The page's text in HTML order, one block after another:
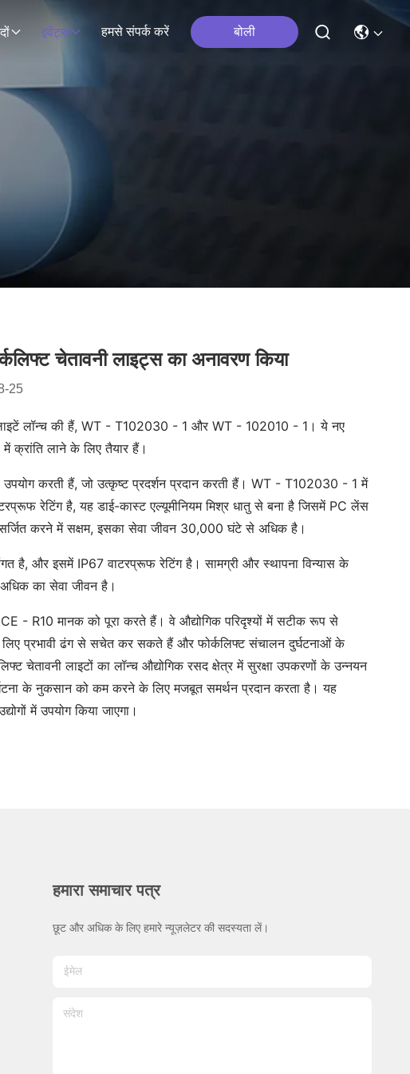
इवेंट्स हमसे संपर्क करें बोली
चेतावनी लाइट्स का अनावरण किया
25
लॉन्च की हैं, WT - T102030 - 1 और WT - 102010 - 1। ये नए
में क्रांति लाने के लिए तैयार हैं।
उपयोग करती हैं, जो उत्कृष्ट प्रदर्शन प्रदान करती हैं। WT - T102030 - 1 में
रेटिंग है, यह डाई-कास्ट एल्यूमीनियम मिश्र धातु से बना है जिसमें PC लेंस
करने में सक्षम, इसका सेवा जीवन 30,000 घंटे से अधिक है।
और इसमें IP67 वाटरप्रूफ रेटिंग है। सामग्री और स्थापना विन्यास के
का सेवा जीवन है।
- R10 मानक को पूरा करते हैं। वे औद्योगिक परिदृश्यों में सटीक रूप से
प्रभावी ढंग से सचेत कर सकते हैं और फोर्कलिफ्ट संचालन दुर्घटनाओं के
लाइटों का लॉन्च औद्योगिक रसद क्षेत्र में सुरक्षा उपकरणों के उन्नयन
के नुकसान को कम करने के लिए मजबूत समर्थन प्रदान करता है। यह
में उपयोग किया जाएगा।
हमारा समाचार पत्र
छूट और अधिक के लिए हमारे न्यूज़लेटर की सदस्यता लें।